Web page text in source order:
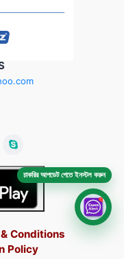
Conditions
Policy
চাকরির আপডেট পেতে ইনস্টল করুন